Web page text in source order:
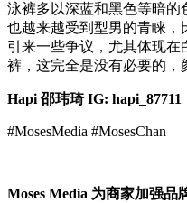
泳裤多以深蓝和黑色等暗
也越来越受到型男的青睐，
引来一些争议，尤其体现
裤，这完全是没有必要的，
Hapi 邵玮琦IG: hapi_87711
#MosesMedia #MosesChan
Moses Media 为商家加强品